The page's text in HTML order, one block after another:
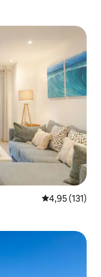
4,95 av 5 i
4,95 (131)